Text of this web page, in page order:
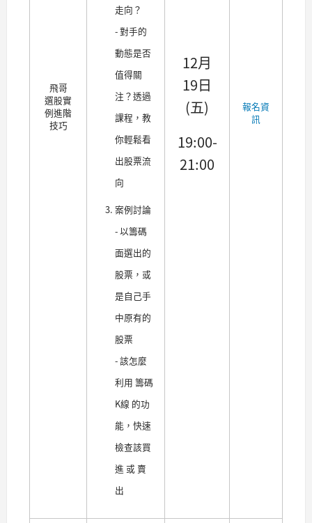
飛哥
選股實
例進階
技巧
走向？
- 對手的
動態是否
值得關
注？透過
課程，教
你輕鬆看
出股票流
向
案例討論
- 以籌碼
面選出的
股票，或
是自己手
中原有的
股票
- 該怎麼
利用 籌碼
K線 的功
能，快速
檢查該買
進 或 賣
出
12月
19日
(五)
19:00-
21:00
報名資
訊